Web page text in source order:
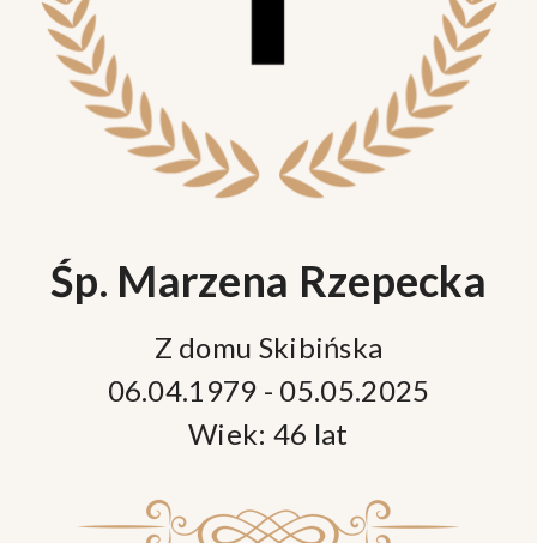
Śp. Marzena Rzepecka
Z domu Skibińska
06.04.1979 - 05.05.2025
Wiek: 46 lat